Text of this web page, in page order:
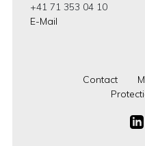
+41 71 353 04 10
E-Mail
Contact